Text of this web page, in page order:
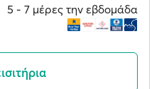
5 ‐ 7 μέρες την εβδομάδα